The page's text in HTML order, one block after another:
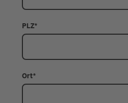
PLZ*
Ort*